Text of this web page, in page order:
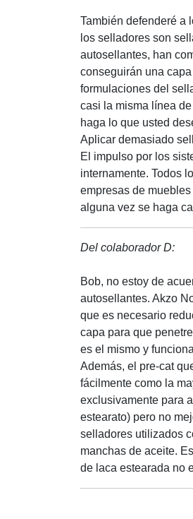
También defenderé a
los selladores son
autosellantes, han
conseguirán una
formulaciones del
casi la misma línea
haga lo que usted
Aplicar demasiado
El impulso por los
internamente. Todos
empresas de
alguna vez se haga
Del colaborador D:
Bob, no estoy de
autosellantes. Akzo
que es necesario
capa para que
es el mismo y
Además, el pre-cat
fácilmente como la
exclusivamente para
estearato) pero no
selladores utilizados
manchas de aceite.
de laca estearada no